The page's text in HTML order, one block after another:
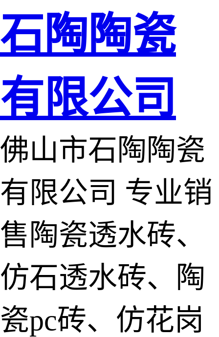
石陶陶瓷
有限公司
佛山市石陶陶瓷
有限公司 专业销
售陶瓷透水砖、
仿石透水砖、陶
瓷pc砖、仿花岗